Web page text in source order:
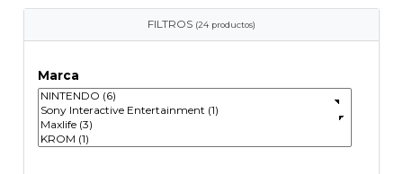
FILTROS (24 productos)
Marca